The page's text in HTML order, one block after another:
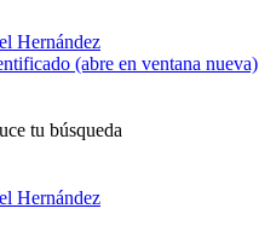
(abre en ventana nueva)
tu búsqueda